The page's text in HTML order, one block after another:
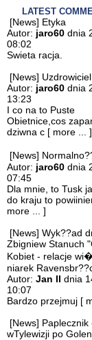
LATEST
[News] Etyka
Autor: jaro60 dnia
08:02
Swieta racja.
[News] Uzdrowiciel
Autor: jaro60 dnia
13:23
I co na to Puste
Obietnice,cos
dziwna c [ more ... ]
[News]
Autor: jaro60 dnia
07:45
Dla mnie, to Tusk
do kraju to
more ... ]
[News] Wyk??ad
Zbigniew Stanuch
Kobiet - relacje
niarek
Autor: Jan II dnia
10:07
Bardzo przejmuj [
[News] Paplecznik
wTylewizji po